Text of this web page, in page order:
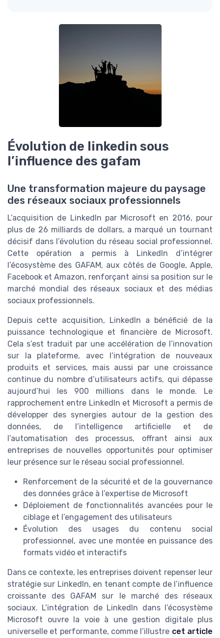
Évolution de linkedin sous
l’influence des gafam
Une transformation majeure du paysage
des réseaux sociaux professionnels
L’acquisition de LinkedIn par Microsoft en 2016, pour
plus de 26 milliards de dollars, a marqué un tournant
décisif dans l’évolution du réseau social professionnel.
Cette opération a permis à LinkedIn d’intégrer
l’écosystème des GAFAM, aux côtés de Google, Apple,
Facebook et Amazon, renforçant ainsi sa position sur le
marché mondial des réseaux sociaux et des médias
sociaux professionnels.
Depuis cette acquisition, LinkedIn a bénéficié de la
puissance technologique et financière de Microsoft.
Cela s’est traduit par une accélération de l’innovation
sur la plateforme, avec l’intégration de nouveaux
produits et services, mais aussi par une croissance
continue du nombre d’utilisateurs actifs, qui dépasse
aujourd’hui les 900 millions dans le monde. Le
rapprochement entre LinkedIn et Microsoft a permis de
développer des synergies autour de la gestion des
données, de l’intelligence artificielle et de
l’automatisation des processus, offrant ainsi aux
entreprises de nouvelles opportunités pour optimiser
leur présence sur le réseau social professionnel.
Renforcement de la sécurité et de la gouvernance
des données grâce à l’expertise de Microsoft
Déploiement de fonctionnalités avancées pour le
ciblage et l’engagement des utilisateurs
Évolution des usages du contenu social
professionnel, avec une montée en puissance des
formats vidéo et interactifs
Dans ce contexte, les entreprises doivent repenser leur
stratégie sur LinkedIn, en tenant compte de l’influence
croissante des GAFAM sur le marché des réseaux
sociaux. L’intégration de LinkedIn dans l’écosystème
Microsoft ouvre la voie à une gestion digitale plus
universelle et performante, comme l’illustre cet article